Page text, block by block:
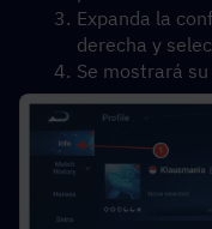
Expanda la
derecha y
Se mostrará su